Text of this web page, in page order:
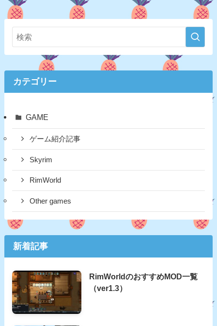
カテゴリー
GAME
ゲーム紹介記事
Skyrim
RimWorld
Other games
新着記事
RimWorldのおすすめMOD一覧
（ver1.3）